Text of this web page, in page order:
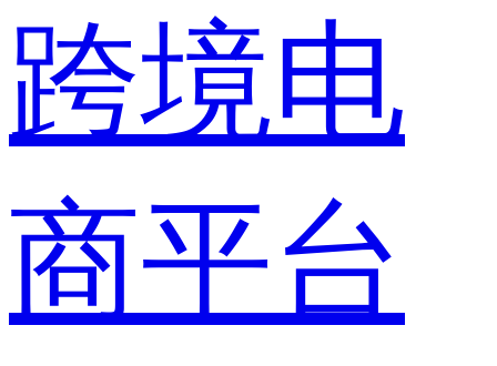
跨境电
商平台